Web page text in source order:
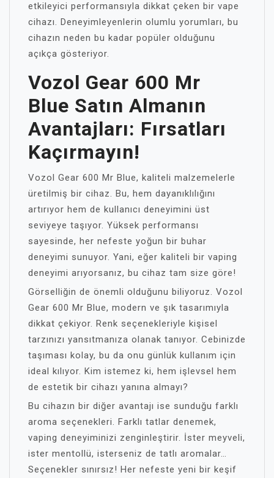
etkileyici performansıyla dikkat çeken bir vape
cihazı. Deneyimleyenlerin olumlu yorumları, bu
cihazın neden bu kadar popüler olduğunu
açıkça gösteriyor.
Vozol Gear 600 Mr
Blue Satın Almanın
Avantajları: Fırsatları
Kaçırmayın!
Vozol Gear 600 Mr Blue, kaliteli malzemelerle
üretilmiş bir cihaz. Bu, hem dayanıklılığını
artırıyor hem de kullanıcı deneyimini üst
seviyeye taşıyor. Yüksek performansı
sayesinde, her nefeste yoğun bir buhar
deneyimi sunuyor. Yani, eğer kaliteli bir vaping
deneyimi arıyorsanız, bu cihaz tam size göre!
Görselliğin de önemli olduğunu biliyoruz. Vozol
Gear 600 Mr Blue, modern ve şık tasarımıyla
dikkat çekiyor. Renk seçenekleriyle kişisel
tarzınızı yansıtmanıza olanak tanıyor. Cebinizde
taşıması kolay, bu da onu günlük kullanım için
ideal kılıyor. Kim istemez ki, hem işlevsel hem
de estetik bir cihazı yanına almayı?
Bu cihazın bir diğer avantajı ise sunduğu farklı
aroma seçenekleri. Farklı tatlar denemek,
vaping deneyiminizi zenginleştirir. İster meyveli,
ister mentollü, isterseniz de tatlı aromalar…
Seçenekler sınırsız! Her nefeste yeni bir keşif